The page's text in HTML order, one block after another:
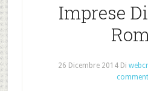
Imprese
26 Dicembre 2014Di